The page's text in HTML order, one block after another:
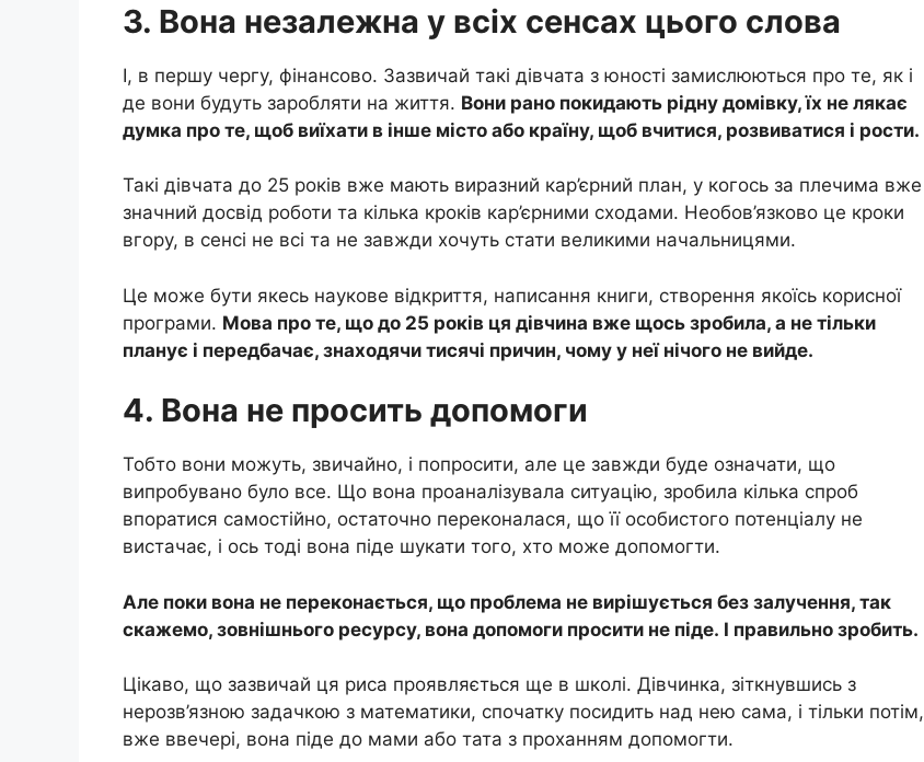
3. Вона незалежна у всіх сенсах цього слова
І, в першу чергу, фінансово. Зазвичай такі дівчата з юності замислюються про те, як і
де вони будуть заробляти на життя. Вони рано покидають рідну домівку, їх не лякає
думка про те, щоб виїхати в інше місто або країну, щоб вчитися, розвиватися і рости.
Такі дівчата до 25 років вже мають виразний кар’єрний план, у когось за плечима вже
значний досвід роботи та кілька кроків кар’єрними сходами. Необов’язково це кроки
вгору, в сенсі не всі та не завжди хочуть стати великими начальницями.
Це може бути якесь наукове відкриття, написання книги, створення якоїсь корисної
програми. Мова про те, що до 25 років ця дівчина вже щось зробила, а не тільки
планує і передбачає, знаходячи тисячі причин, чому у неї нічого не вийде.
4. Вона не просить допомоги
Тобто вони можуть, звичайно, і попросити, але це завжди буде означати, що
випробувано було все. Що вона проаналізувала ситуацію, зробила кілька спроб
впоратися самостійно, остаточно переконалася, що її особистого потенціалу не
вистачає, і ось тоді вона піде шукати того, хто може допомогти.
Але поки вона не переконається, що проблема не вирішується без залучення, так
скажемо, зовнішнього ресурсу, вона допомоги просити не піде. І правильно зробить.
Цікаво, що зазвичай ця риса проявляється ще в школі. Дівчинка, зіткнувшись з
нерозв’язною задачкою з математики, спочатку посидить над нею сама, і тільки потім,
вже ввечері, вона піде до мами або тата з проханням допомогти.